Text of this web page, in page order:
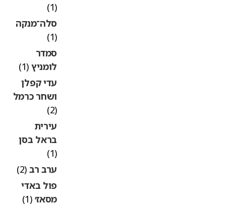
סלה־מנקה
סמדר
לומניץ(1)
עדי קפלן
ושחר כרמל
עירית
בראל בסן
ערב רב(2)
פול באדי
מסאז׳(1)